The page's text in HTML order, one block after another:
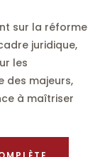
sur la réforme
juridique,
les
des majeurs,
à maîtriser